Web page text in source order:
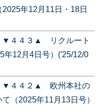
年12月11日・18日
▼４４３▲ リクルート
年12月4日号）('25/12/0
▼４４２▲ 欧州本社の
（2025年11月13日号）